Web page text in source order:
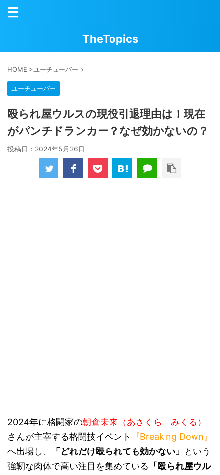
TheTopics
HOME >ユーチューバー >
ユーチューバー
殴られ屋ウルスの現役引退理由は！現在
がパンチドランカー？なぜ効かないの？
投稿日： 2024年5月26日
2024年に格闘家の朝倉未来（あさくら みくる）
さんが主宰する格闘技イベント
『Breaking Down』
へ出場し、
「どれだけ殴られても効かない」
という
強靭な肉体で高い注目を集めている 「殴られ屋ウル